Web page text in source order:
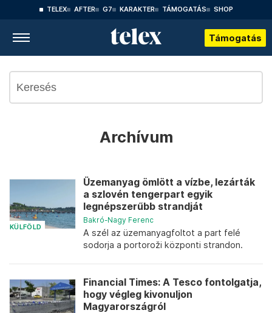
TELEX AFTER G7 KARAKTER TÁMOGATÁS SHOP
Támogatás
Archívum
KÜLFÖLD
Üzemanyag ömlött a vízbe, lezárták
a szlovén tengerpart egyik
legnépszerűbb strandját
Bakró-Nagy Ferenc
A szél az üzemanyagfoltot a part felé
sodorja a portoroži központi strandon.
Financial Times: A Tesco fontolgatja,
hogy végleg kivonuljon
Magyarországról